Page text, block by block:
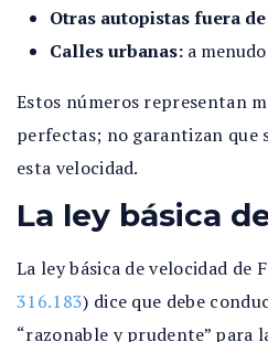
Otras autopistas fuera
Calles urbanas: a
Estos números representan
perfectas; no garantizan que
esta velocidad.
La ley básica
La ley básica de velocidad de
316.183) dice que debe
“razonable y prudente” para